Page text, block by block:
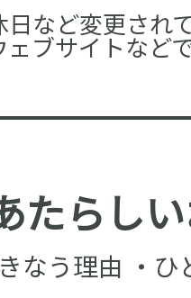
日など変更され
ブサイトなど
たらし
なう理由 ・ひ